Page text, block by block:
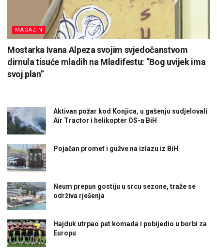
MAGAZIN
Mostarka Ivana Alpeza svojim svjedočanstvom
dirnula tisuće mladih na Mladifestu: “Bog uvijek ima
svoj plan”
Aktivan požar kod Konjica, u gašenju sudjelovali
Air Tractor i helikopter OS-a BiH
Pojačan promet i gužve na izlazu iz BiH
Neum prepun gostiju u srcu sezone, traže se
održiva rješenja
Hajduk utrpao pet komada i pobijedio u borbi za
Europu